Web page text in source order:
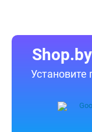
Установите